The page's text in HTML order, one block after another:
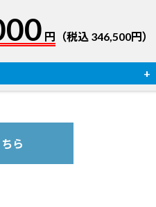
円 （税込 346,500円）
ら